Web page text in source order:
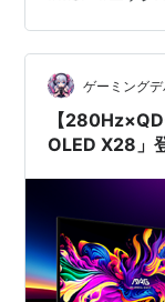
行できるため、
る企業や研究機
る。
ゲーミングデ
【
OLED X28」